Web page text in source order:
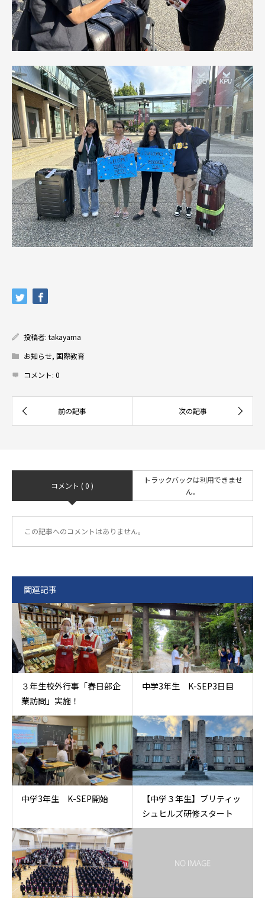
投稿者:takayama
お知らせ, 国際教育
コメント: 0
コメント ( 0 )
トラックバックは利用できませ
ん。
この記事へのコメントはありません。
関連記事
３年生校外行事「春日部企
業訪問」実施！
中学3年生 K-SEP3日目
中学3年生 K-SEP開始
【中学３年生】ブリティッ
シュヒルズ研修スタート